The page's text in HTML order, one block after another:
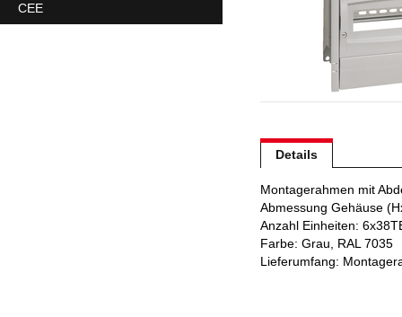
CEE
Details
Montagerahmen mit
Abmessung Gehäuse
Anzahl Einheiten:
Farbe: Grau, RAL 7035
Lieferumfang: